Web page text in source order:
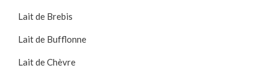
Lait de Brebis
Lait de Bufflonne
Lait de Chèvre